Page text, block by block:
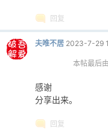
回复
夫唯不居 2023-7-29
本帖最后
感谢
分享出来。
回复